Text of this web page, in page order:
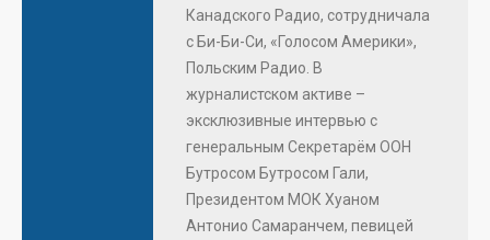
Канадского Радио, сотрудничала
с Би-Би-Си, «Голосом Америки»,
Польским Радио. В
журналистском активе –
эксклюзивные интервью с
генеральным Секретарём ООН
Бутросом Бутросом Гали,
Президентом МОК Хуаном
Антонио Самаранчем, певицей